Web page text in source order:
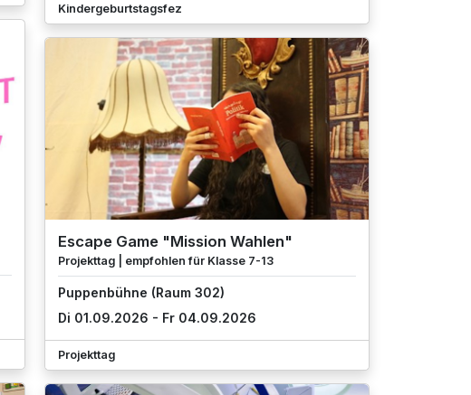
Kindergeburtstagsfez
Escape Game "Mission Wahlen"
Projekttag | empfohlen für Klasse 7-13
Puppenbühne (Raum 302)
Di 01.09.2026 - Fr 04.09.2026
Projekttag